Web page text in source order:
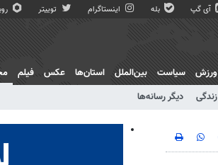
آی گپ بله اینستاگرام توییتر
ورزش سیاست بین‌الملل استان‌ها عکس فیلم
زندگی دیگر رسانه‌ها